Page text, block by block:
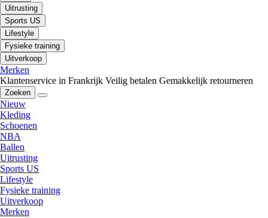
Uitrusting
Sports US
Lifestyle
Fysieke training
Uitverkoop
Merken
Klantenservice in Frankrijk Veilig betalen Gemakkelijk retourneren
Zoeken
Nieuw
Kleding
Schoenen
NBA
Ballen
Uitrusting
Sports US
Lifestyle
Fysieke training
Uitverkoop
Merken